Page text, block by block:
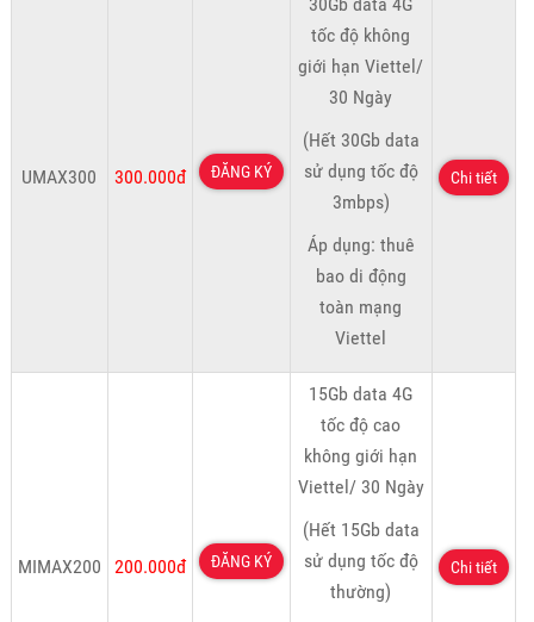
UMAX300 300.000đ ĐĂNG KÝ
tốc độ không
giới hạn Viettel/
30 Ngày
(Hết 30Gb data
sử dụng tốc độ
3mbps)
Áp dụng: thuê
bao di động
toàn mạng
Viettel
Chi tiết
MIMAX200 200.000đ ĐĂNG KÝ
15Gb data 4G
tốc độ cao
không giới hạn
Viettel/ 30 Ngày
(Hết 15Gb data
sử dụng tốc độ
thường)
Chi tiết